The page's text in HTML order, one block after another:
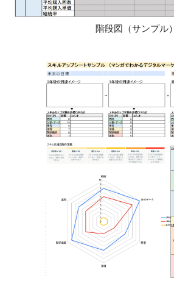
階段図（サンプル）